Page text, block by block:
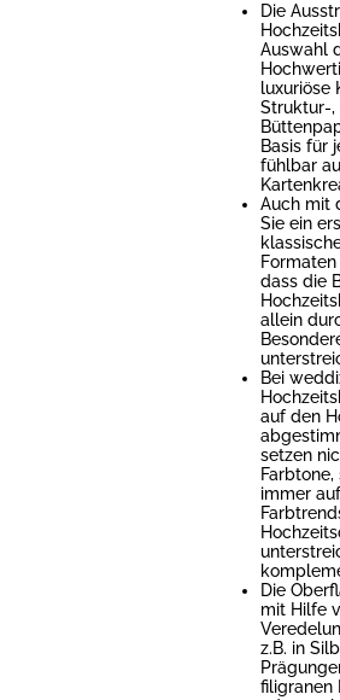
Die
Auswahl
luxuriöse
Struktur-,
Basis für
fühlbar
Auch mit
Sie ein
dass die
allein
Bei
auf den
setzen
immer
Die
mit Hilfe
z.B. in
filigranen